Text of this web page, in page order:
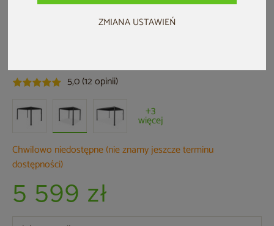
ZMIANA USTAWIEŃ
Pergola ogrodowa aluminiowa
5,0 (12 opinii)
+3
więcej
Chwilowo niedostępne (nie znamy jeszcze terminu
dostępności)
5 599 zł